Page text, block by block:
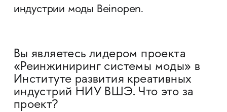
индустрии моды Beinopen.
Вы являетесь лидером проекта
«Реинжиниринг системы моды» в
Институте развития креативных
индустрий НИУ ВШЭ. Что это за
проект?